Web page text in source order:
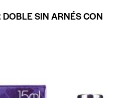
SIN ARNÉS CON